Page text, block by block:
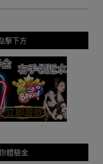
擊下方
體驗金